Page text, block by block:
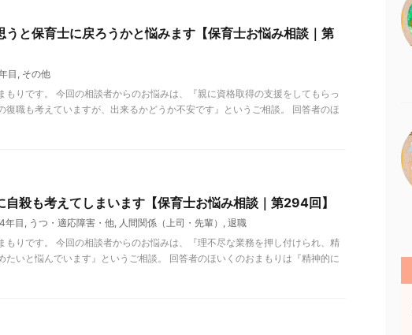
うと保育士に戻ろうかと悩みます【保育士お悩み相談｜第
目 , その他
もりです。 今回の相談者からのお悩みは、『親に資格取得の支援をしてもらっ
復職も考えていますが、出来るかどうか不安です』というご相談。 回答者のほ
自殺も考えてしまいます【保育士お悩み相談｜第294回】
4年目 , うつ・適応障害・他, 人間関係（上司・先輩） , 退職
もりです。 今回の相談者からのお悩みは、『理不尽な業務を押し付けられ、精
たいと悩んでいます』というご相談。 回答者のほいくのおまもりは『精神的に